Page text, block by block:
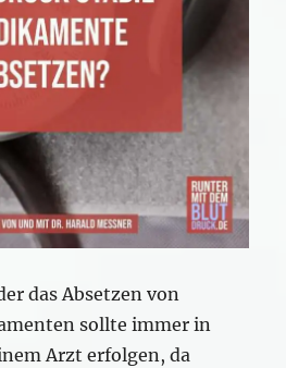
das Absetzen von
sollte immer in
Arzt erfolgen, da